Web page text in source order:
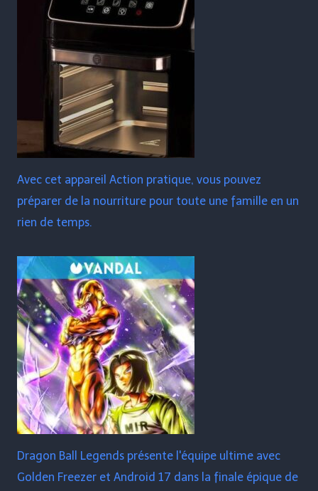
Avec cet appareil Action pratique, vous pouvez
préparer de la nourriture pour toute une famille en un
rien de temps.
Dragon Ball Legends présente l'équipe ultime avec
Golden Freezer et Android 17 dans la finale épique de